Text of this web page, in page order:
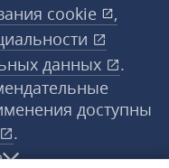
cookie
,
данных
.
доступны
.